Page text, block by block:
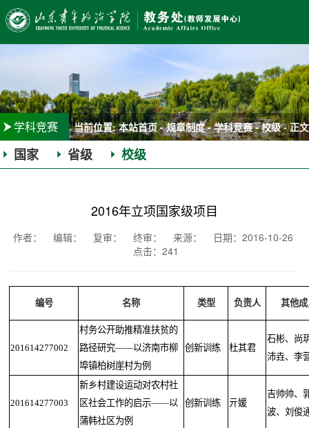
学科竞赛 当前位置:本站首页-规章制度-学科竞赛-校级- 正文
国家 省级 校级
2016年立项国家级项目
作者： 编辑： 复审：
终审： 来源： 日期：2016-10-26
点击： 241
编号 名称 类型 负责人 其他
201614277002
村务公开助推精准扶贫的
路径研究——以济南市柳
埠镇柏树崖村为例
创新训练 杜其君
石彬、尚
沛垚、李
201614277003
新乡村建设运动对农村社
区社会工作的启示——以
蒲韩社区为例
创新训练 亓媛
吉帅帅、
波、刘俊